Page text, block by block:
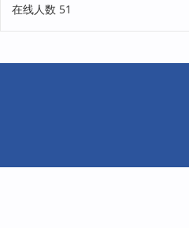
在线人数 51